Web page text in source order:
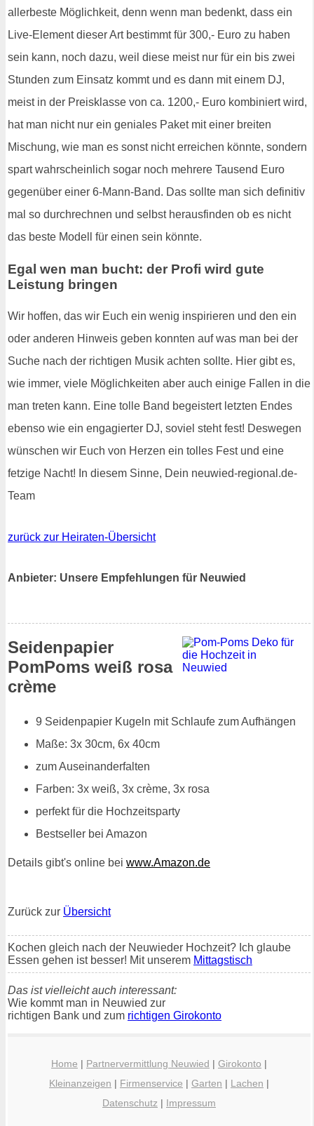
allerbeste Möglichkeit, denn wenn man bedenkt, dass ein
Live-Element dieser Art bestimmt für 300,- Euro zu haben
sein kann, noch dazu, weil diese meist nur für ein bis zwei
Stunden zum Einsatz kommt und es dann mit einem DJ,
meist in der Preisklasse von ca. 1200,- Euro kombiniert wird,
hat man nicht nur ein geniales Paket mit einer breiten
Mischung, wie man es sonst nicht erreichen könnte, sondern
spart wahrscheinlich sogar noch mehrere Tausend Euro
gegenüber einer 6-Mann-Band. Das sollte man sich definitiv
mal so durchrechnen und selbst herausfinden ob es nicht
das beste Modell für einen sein könnte.
Egal wen man bucht: der Profi wird gute
Leistung bringen
Wir hoffen, das wir Euch ein wenig inspirieren und den ein
oder anderen Hinweis geben konnten auf was man bei der
Suche nach der richtigen Musik achten sollte. Hier gibt es,
wie immer, viele Möglichkeiten aber auch einige Fallen in die
man treten kann. Eine tolle Band begeistert letzten Endes
ebenso wie ein engagierter DJ, soviel steht fest! Deswegen
wünschen wir Euch von Herzen ein tolles Fest und eine
fetzige Nacht! In diesem Sinne, Dein neuwied-regional.de-
Team
zurück zur Heiraten-Übersicht
Anbieter: Unsere Empfehlungen für Neuwied
Seidenpapier
PomPoms weiß rosa
crème
9 Seidenpapier Kugeln mit Schlaufe zum Aufhängen
Maße: 3x 30cm, 6x 40cm
zum Auseinanderfalten
Farben: 3x weiß, 3x crème, 3x rosa
perfekt für die Hochzeitsparty
Bestseller bei Amazon
Details gibt's online bei www.Amazon.de
Zurück zur Übersicht
Kochen gleich nach der Neuwieder Hochzeit? Ich glaube
Essen gehen ist besser! Mit unserem Mittagstisch
Das ist vielleicht auch interessant:
Wie kommt man in Neuwied zur
richtigen Bank und zum richtigen Girokonto
Home | Partnervermittlung Neuwied | Girokonto |
Kleinanzeigen | Firmenservice | Garten | Lachen |
Datenschutz | Impressum